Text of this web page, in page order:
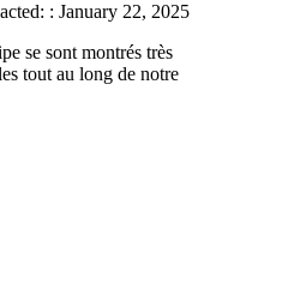
: January 22, 2025
se sont montrés très
tout au long de notre